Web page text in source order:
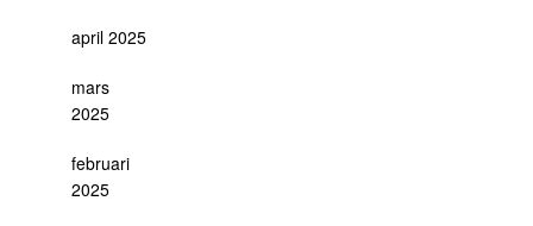
april 2025
mars
2025
februari
2025